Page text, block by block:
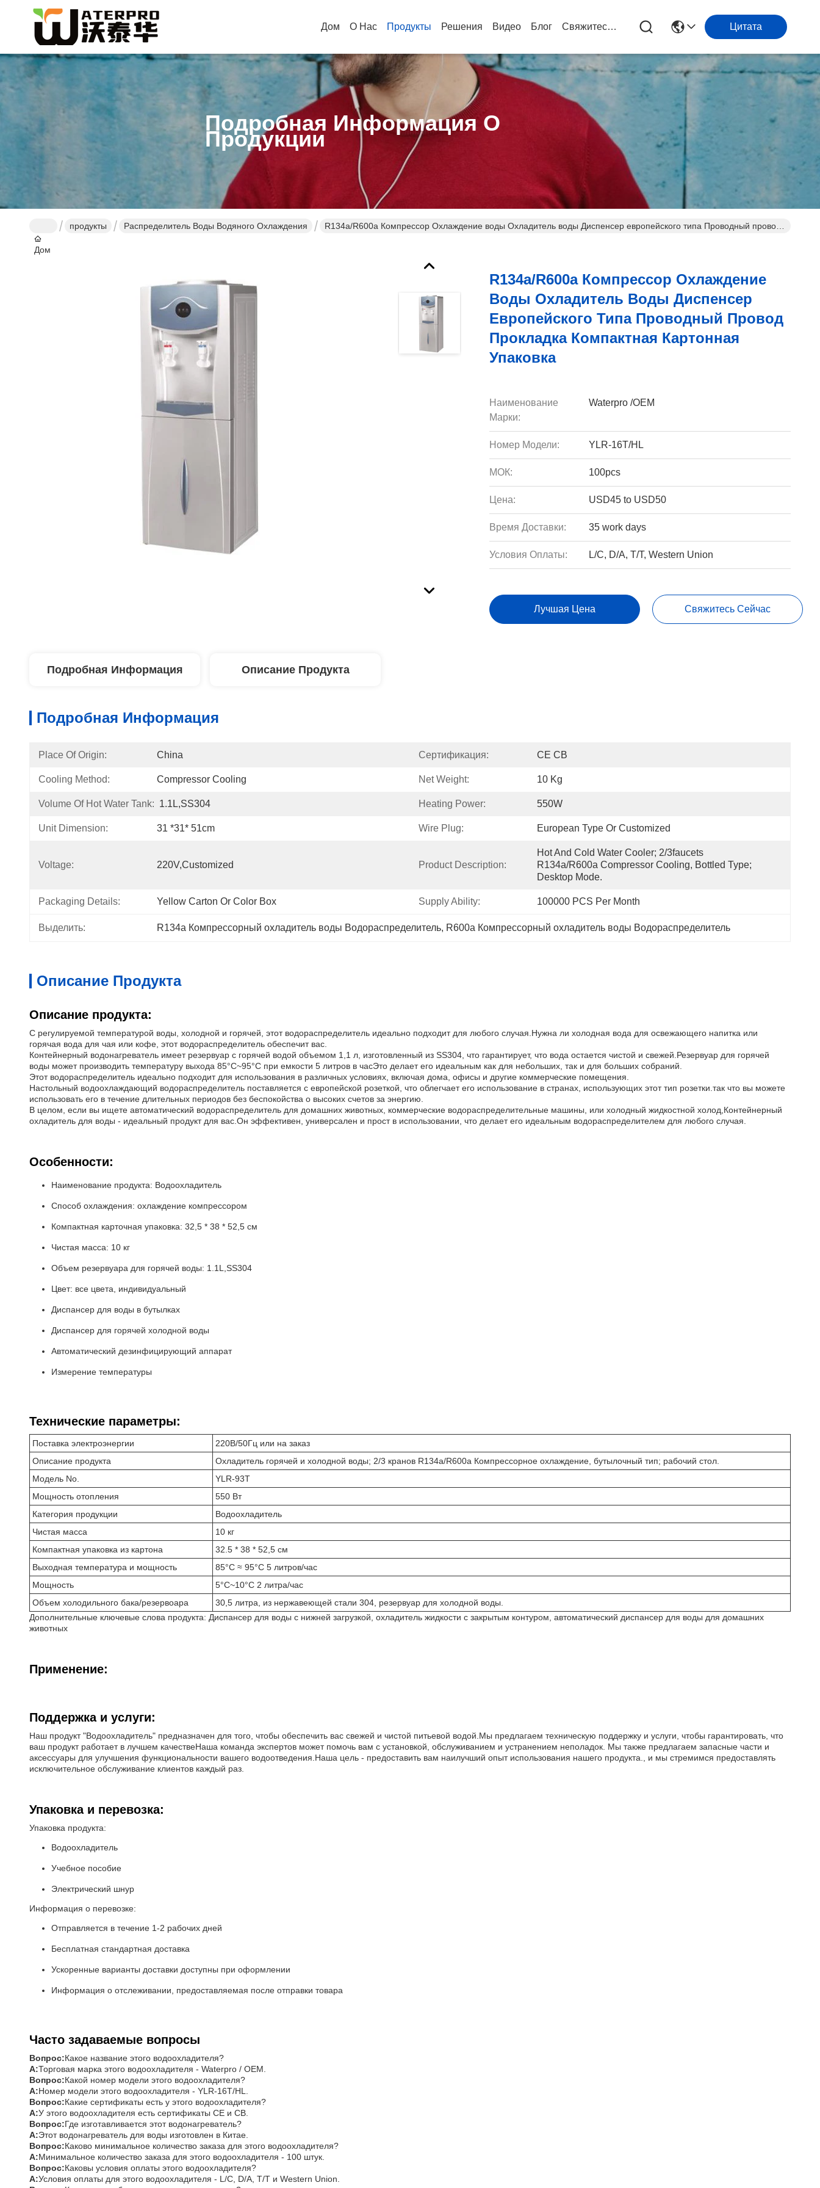
Дом О Нас Продукты Решения Видео Блог Свяжитесь С Нами Цитата
Подробная Информация О
Продукции
Дом
продукты Распределитель Воды Водяного Охлаждения
R134a/R600a Компрессор Охлаждение воды Охладитель воды Диспенсер европейского типа Проводный провод
R134a/R600a Компрессор Охлаждение
Воды Охладитель Воды Диспенсер
Европейского Типа Проводный Провод
Прокладка Компактная Картонная
Упаковка
Наименование
Марки:
Waterpro /OEM
Номер Модели: YLR-16T/HL
МОК: 100pcs
Цена: USD45 to USD50
Время Доставки: 35 work days
Условия Оплаты: L/C, D/A, T/T, Western Union
Лучшая Цена Свяжитесь Сейчас
Подробная Информация Описание Продукта
Подробная Информация
Place Of Origin: China Сертификация: CE CB
Cooling Method: Compressor Cooling Net Weight: 10 Kg
Volume Of Hot Water Tank: 1.1L,SS304 Heating Power: 550W
Unit Dimension: 31 *31* 51cm Wire Plug: European Type Or Customized
Voltage: 220V,customized Product Description:
Hot And Cold Water Cooler; 2/3faucets
R134a/R600a Compressor Cooling, Bottled Type;
Desktop Mode.
Packaging Details: Yellow Carton Or Color Box Supply Ability: 100000 PCS Per Month
Выделить: R134a Компрессорный охладитель воды Водораспределитель, R600a Компрессорный охладитель воды Водораспределитель
Описание Продукта
Описание продукта:
С регулируемой температурой воды, холодной и горячей, этот водораспределитель идеально подходит для любого случая.Нужна ли холодная вода для освежающего напитка или
горячая вода для чая или кофе, этот водораспределитель обеспечит вас.
Контейнерный водонагреватель имеет резервуар с горячей водой объемом 1,1 л, изготовленный из SS304, что гарантирует, что вода остается чистой и свежей.Резервуар для горячей
воды может производить температуру выхода 85°C~95°C при емкости 5 литров в часЭто делает его идеальным как для небольших, так и для больших собраний.
Этот водораспределитель идеально подходит для использования в различных условиях, включая дома, офисы и другие коммерческие помещения.
Настольный водоохлаждающий водораспределитель поставляется с европейской розеткой, что облегчает его использование в странах, использующих этот тип розетки.так что вы можете
использовать его в течение длительных периодов без беспокойства о высоких счетов за энергию.
В целом, если вы ищете автоматический водораспределитель для домашних животных, коммерческие водораспределительные машины, или холодный жидкостной холод,Контейнерный
охладитель для воды - идеальный продукт для вас.Он эффективен, универсален и прост в использовании, что делает его идеальным водораспределителем для любого случая.
Особенности:
Наименование продукта: Водоохладитель
Способ охлаждения: охлаждение компрессором
Компактная карточная упаковка: 32,5 * 38 * 52,5 см
Чистая масса: 10 кг
Объем резервуара для горячей воды: 1.1L,SS304
Цвет: все цвета, индивидуальный
Диспансер для воды в бутылках
Диспансер для горячей холодной воды
Автоматический дезинфицирующий аппарат
Измерение температуры
Технические параметры:
Поставка электроэнергии
220В/50Гц или на заказ
Описание продукта
Охладитель горячей и холодной воды; 2/3 кранов R134a/R600a Компрессорное охлаждение, бутылочный тип; рабочий стол.
Модель No.
YLR-93T
Мощность отопления
550 Вт
Категория продукции
Водоохладитель
Чистая масса
10 кг
Компактная упаковка из картона
32.5 * 38 * 52,5 см
Выходная температура и мощность
85°C ≈ 95°C 5 литров/час
Мощность
5°C~10°C 2 литра/час
Объем холодильного бака/резервоара
30,5 литра, из нержавеющей стали 304, резервуар для холодной воды.
Дополнительные ключевые слова продукта: Диспансер для воды с нижней загрузкой, охладитель жидкости с закрытым контуром, автоматический диспансер для воды для домашних
животных
Применение:
Поддержка и услуги:
Наш продукт "Водоохладитель" предназначен для того, чтобы обеспечить вас свежей и чистой питьевой водой.Мы предлагаем техническую поддержку и услуги, чтобы гарантировать, что
ваш продукт работает в лучшем качествеНаша команда экспертов может помочь вам с установкой, обслуживанием и устранением неполадок. Мы также предлагаем запасные части и
аксессуары для улучшения функциональности вашего водоотведения.Наша цель - предоставить вам наилучший опыт использования нашего продукта., и мы стремимся предоставлять
исключительное обслуживание клиентов каждый раз.
Упаковка и перевозка:
Упаковка продукта:
Водоохладитель
Учебное пособие
Электрический шнур
Информация о перевозке:
Отправляется в течение 1-2 рабочих дней
Бесплатная стандартная доставка
Ускоренные варианты доставки доступны при оформлении
Информация о отслеживании, предоставляемая после отправки товара
Часто задаваемые вопросы
Вопрос:Какое название этого водоохладителя?
А:Торговая марка этого водоохладителя - Waterpro / OEM.
Вопрос:Какой номер модели этого водоохладителя?
А:Номер модели этого водоохладителя - YLR-16T/HL.
Вопрос:Какие сертификаты есть у этого водоохладителя?
А:У этого водоохладителя есть сертификаты CE и CB.
Вопрос:Где изготавливается этот водонагреватель?
А:Этот водонагреватель для воды изготовлен в Китае.
Вопрос:Каково минимальное количество заказа для этого водоохладителя?
А:Минимальное количество заказа для этого водоохладителя - 100 штук.
Вопрос:Каковы условия оплаты этого водоохладителя?
А:Условия оплаты для этого водоохладителя - L/C, D/A, T/T и Western Union.